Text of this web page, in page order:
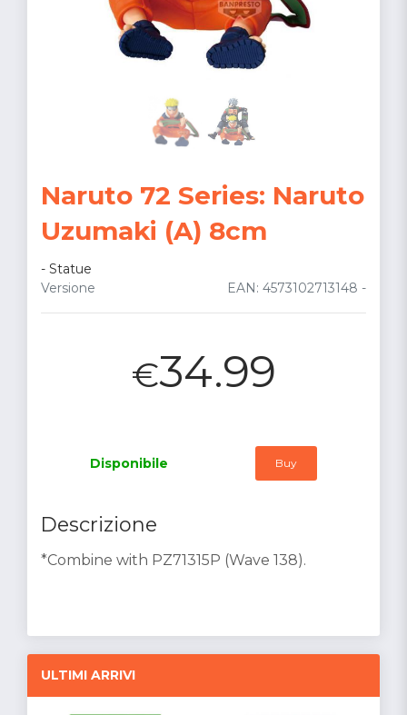
Naruto 72 Series: Naruto
Uzumaki (A) 8cm
- Statue
EAN: 4573102713148 -
Versione
€34.99
Disponibile Buy
Descrizione
*Combine with PZ71315P (Wave 138).
ULTIMI ARRIVI